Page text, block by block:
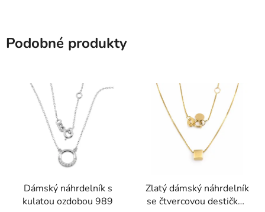
Podobné produkty
Dámský náhrdelník s
kulatou ozdobou 989
Zlatý dámský náhrdelník
se čtvercovou destičkou